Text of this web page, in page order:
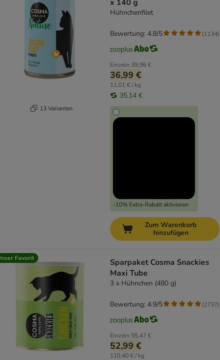
13 Varianten
x 140 g
Hühnchenfilet
Einzeln 39,96 €
36,99 €
11,01 € / kg
35,14 €
-10% Extra-Rabatt aktivieren
Bewertung: 4.8/5 (1134)
Zum Warenkorb
hinzufügen
Favorit
Sparpaket Cosma Snackies
Maxi Tube
3 x Hühnchen (480 g)
Einzeln 55,47 €
52,99 €
110,40 € / kg
Bewertung: 4.9/5 (2737)